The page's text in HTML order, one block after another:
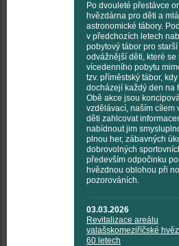
Po dvouleté přestávce
hvězdárna pro děti a
astronomické tábory.
v předchozích letech
pobytový tábor pro starší
odvážnější děti, které se
vícedenního pobytu
tzv. příměstský tábor,
docházejí každý den na
Obě akce jsou
vzdělávací, naším cílem
děti zahlcovat
nabídnout jim
plnou her, zábavných
dobrovolných
především odpočinku
hvězdnou oblohou při
pozorováních.
03.03.2026
Revitalizace areálu
valašskomeziříčské
60 letech